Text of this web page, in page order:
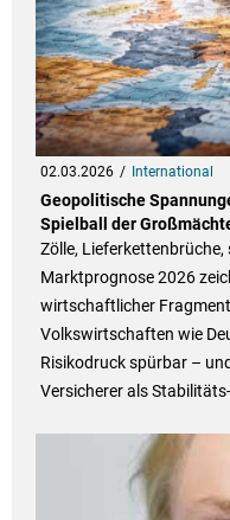
02.03.2026 International
Geopolitische
Spielball der
Zölle,
Marktprognose 2026
wirtschaftlicher
Volkswirtschaften wie
Risikodruck spürbar –
Versicherer als